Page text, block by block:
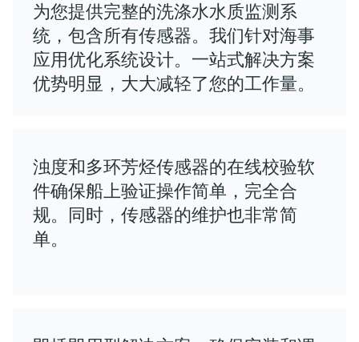
为您提供完整的洗涤水水质监测系
统，包含所有传感器。我们针对海事
应用优化系统设计。一站式解决方案
优势明显，大大减轻了您的工作量。
浊度和多环芳烃传感器的在线校验软
件确保船上验证操作简单，完全合
规。同时，传感器的维护也非常简
单。